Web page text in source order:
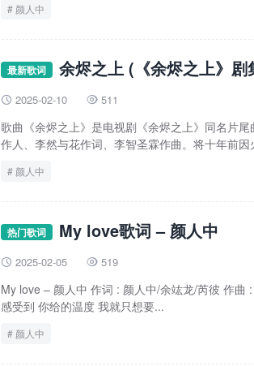
颜人中
最新歌词 余烬之上 (《余烬之上》
 2025-02-10  511
歌曲《余烬之上》是电视剧《余烬之上》同名片
作人、李然与花作词、李智圣霖作曲。将十年前
颜人中
热门歌词 My love歌词 – 颜人中
 2025-02-05  519
My love – 颜人中 作词 : 颜人中/余竑龙/芮彼 作曲
感受到 你给的温度 我就只想要...
颜人中